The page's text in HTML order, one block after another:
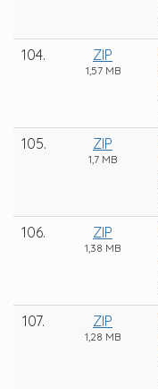
104. ZIP
1,57 MB
105. ZIP
1,7 MB
106. ZIP
1,38 MB
107. ZIP
1,28 MB